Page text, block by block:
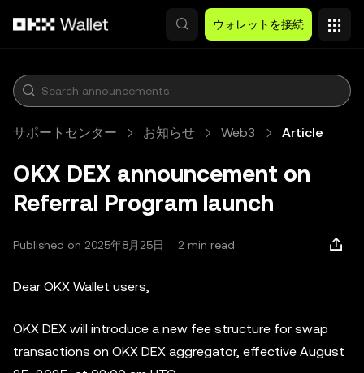
ウォレットを接続
サポートセンター お知らせ Web3 Article
OKX DEX announcement on
Referral Program launch
Published on 2025年8月25日 2 min read
Dear OKX Wallet users,
OKX DEX will introduce a new fee structure for swap
transactions on OKX DEX aggregator, effective August